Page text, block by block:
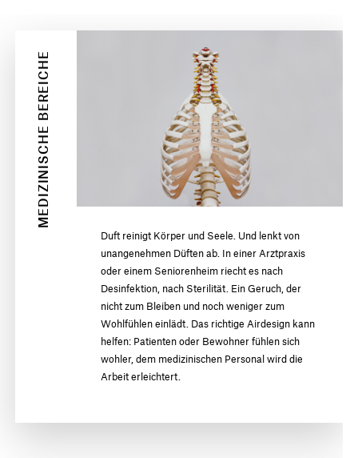
MEDIZINISCHE BEREICHE
Duft reinigt Körper und Seele. Und lenkt von
unangenehmen Düften ab. In einer Arztpraxis
oder einem Seniorenheim riecht es nach
Desinfektion, nach Sterilität. Ein Geruch, der
nicht zum Bleiben und noch weniger zum
Wohlfühlen einlädt. Das richtige Airdesign kann
helfen: Patienten oder Bewohner fühlen sich
wohler, dem medizinischen Personal wird die
Arbeit erleichtert.